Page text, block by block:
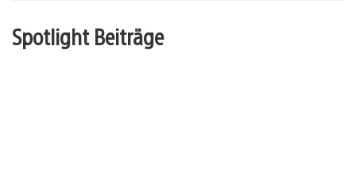
Spotlight Beiträge